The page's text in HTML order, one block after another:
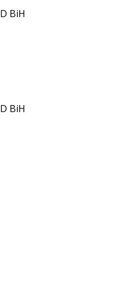
BiH
BiH